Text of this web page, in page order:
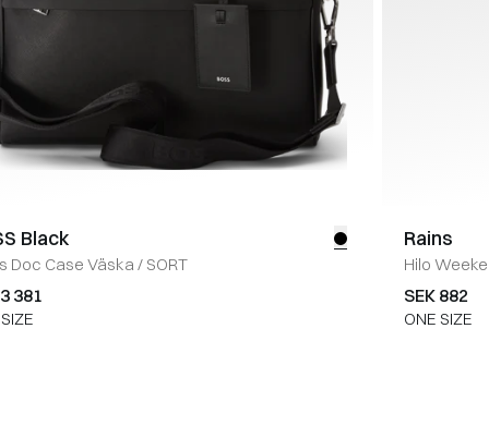
Black
Doc Case Väska / SORT
381
Rains
Hilo
SEK 882
ONE SIZE